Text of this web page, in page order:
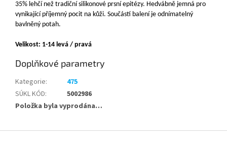
35% lehčí než tradiční silikonové prsní epitézy. Hedvábně jemná pro
vynikající příjemný pocit na kůži. Součástí balení je odnímatelný
bavlněný potah.
Velikost: 1-14 levá / pravá
Doplňkové parametry
Kategorie:
475
SÚKL KÓD:
5002986
Položka byla vyprodána…